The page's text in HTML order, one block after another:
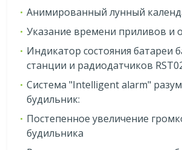
Анимированный лунный
Указание времени приливов и
Индикатор состояния батареи
станции и радиодатчиков
Система "Intelligent alarm"
будильник:
Постепенное увеличение
будильника